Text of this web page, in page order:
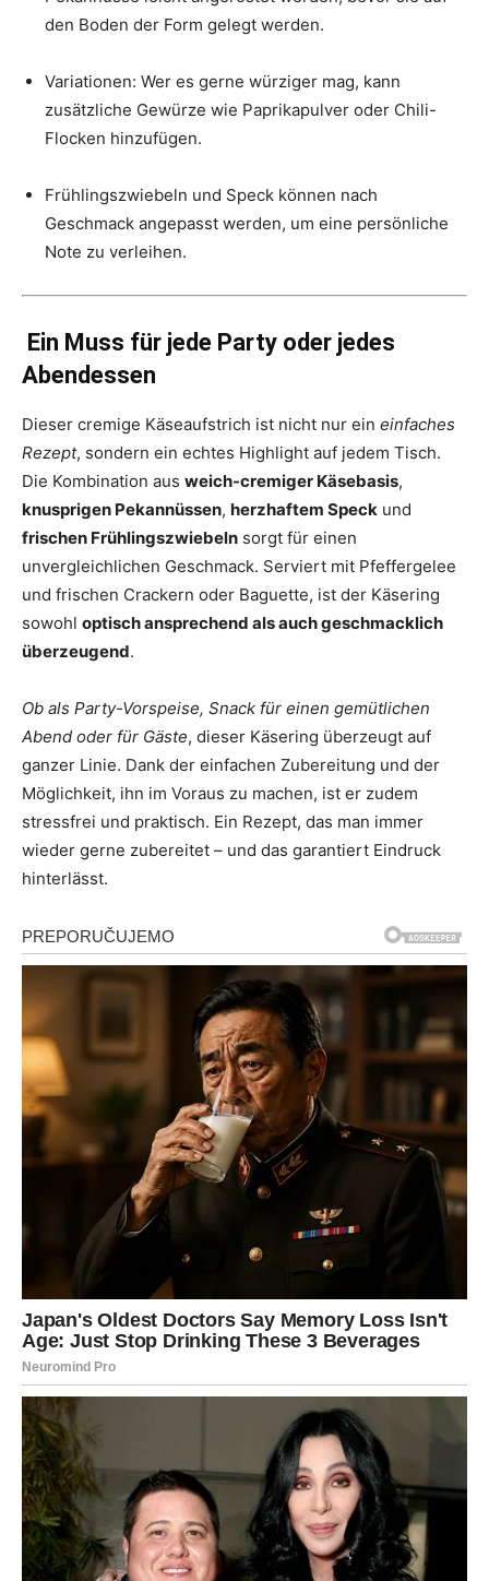
den Boden der Form gelegt werden.
Variationen: Wer es gerne würziger mag, kann
zusätzliche Gewürze wie Paprikapulver oder Chili-
Flocken hinzufügen.
Frühlingszwiebeln und Speck können nach
Geschmack angepasst werden, um eine persönliche
Note zu verleihen.
Ein Muss für jede Party oder jedes
Abendessen
Dieser cremige Käseaufstrich ist nicht nur ein einfaches
Rezept, sondern ein echtes Highlight auf jedem Tisch.
Die Kombination aus weich-cremiger Käsebasis,
knusprigen Pekannüssen, herzhaftem Speck und
frischen Frühlingszwiebeln sorgt für einen
unvergleichlichen Geschmack. Serviert mit Pfeffergelee
und frischen Crackern oder Baguette, ist der Käsering
sowohl optisch ansprechend als auch geschmacklich
überzeugend.
Ob als Party-Vorspeise, Snack für einen gemütlichen
Abend oder für Gäste, dieser Käsering überzeugt auf
ganzer Linie. Dank der einfachen Zubereitung und der
Möglichkeit, ihn im Voraus zu machen, ist er zudem
stressfrei und praktisch. Ein Rezept, das man immer
wieder gerne zubereitet – und das garantiert Eindruck
hinterlässt.